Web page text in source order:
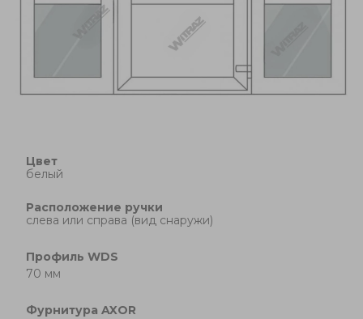
Цвет
белый
Расположение ручки
cлева или справа (вид снаружи)
Профиль WDS
70 мм
Фурнитура AXOR